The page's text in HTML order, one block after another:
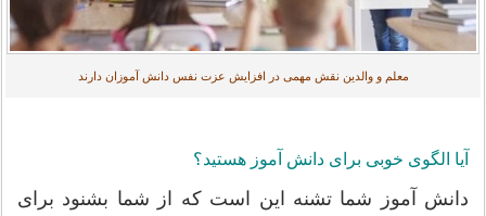
معلم و والدین نقش مهمی در افزایش عزت نفس دانش آموزان دارند
آیا الگوی خوبی برای دانش آموز هستید؟
دانش آموز شما تشنه این است که از شما بشنود برای